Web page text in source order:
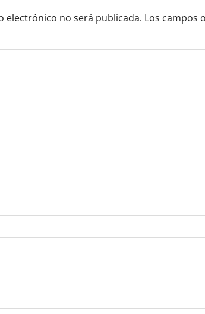
electrónico no será publicada. Los campos